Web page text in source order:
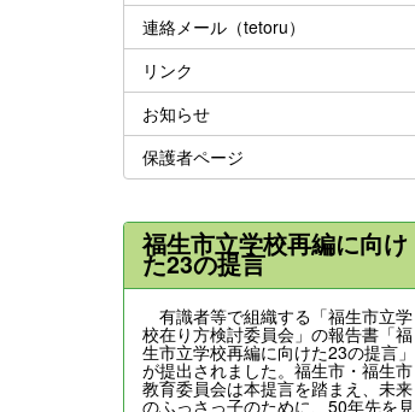
連絡メール（tetoru）
リンク
お知らせ
保護者ページ
福生市立学校再編に向け
た23の提言
有識者等で組織する「福生市立学
校在り方検討委員会」の報告書「福
生市立学校再編に向けた23の提言」
が提出されました。福生市・福生市
教育委員会は本提言を踏まえ、未来
のふっさっ子のために、50年先を見